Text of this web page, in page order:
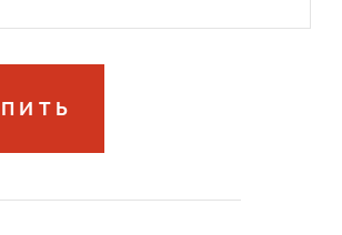
что вы не робот